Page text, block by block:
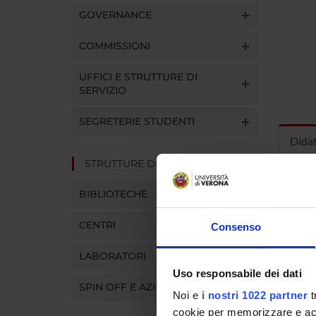
Consenso
Uso responsabile dei dati
Noi e i nostri 1022 partner
cookie per memorizzare e
GOVERNANCE
COMMISSIONI
UFFICI E STRUTTURE DI
SERVIZIO
SEGRETERIE STUDENTI
STRUTTURE DEL DIPARTIMENTO
BIBLIOTECHE
CENTRI
LABORATORI
SPIN OFF E AZIENDE